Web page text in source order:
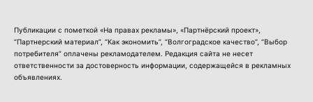
Публикации с пометкой «На правах рекламы», «Партнёрский проект»,
“Партнерский материал”, “Как экономить”, “Волгоградское качество”, “Выбор
потребителя” оплачены рекламодателем. Редакция сайта не несет
ответственности за достоверность информации, содержащейся в рекламных
объявлениях.